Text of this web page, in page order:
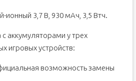
ионный 3,7 В, 930 мАч, 3,5 Втч.
аккумуляторами у трех
игровых устройств:
возможность замены